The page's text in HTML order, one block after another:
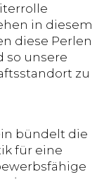
in diesem
diese Perlen
so unsere
zu
bündelt die
für eine